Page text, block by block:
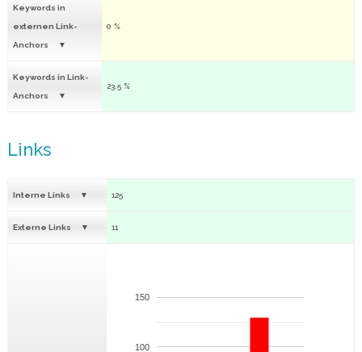
Keywords in
externen Link-
Anchors
0 %
Keywords in Link-
Anchors
23.5 %
Links
Interne Links 125
Externe Links 11
100
150